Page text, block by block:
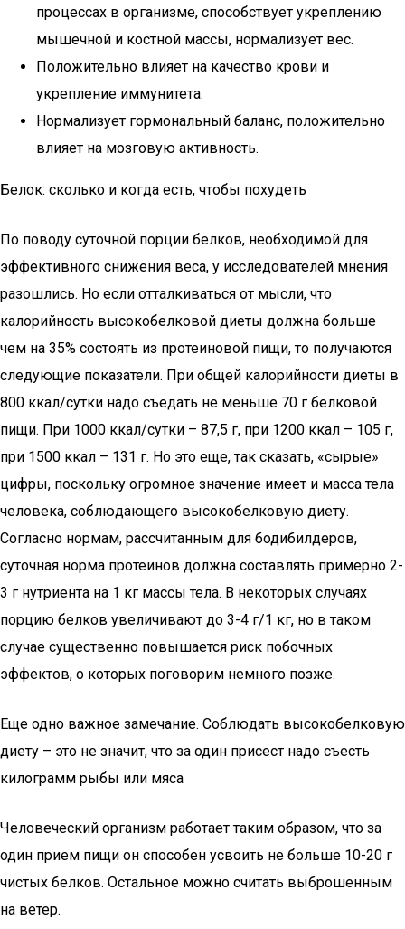
процессах в организме, способствует укреплению
мышечной и костной массы, нормализует вес.
Положительно влияет на качество крови и
укрепление иммунитета.
Нормализует гормональный баланс, положительно
влияет на мозговую активность.
Белок: сколько и когда есть, чтобы похудеть
По поводу суточной порции белков, необходимой для
эффективного снижения веса, у исследователей мнения
разошлись. Но если отталкиваться от мысли, что
калорийность высокобелковой диеты должна больше
чем на 35% состоять из протеиновой пищи, то получаются
следующие показатели. При общей калорийности диеты в
800 ккал/сутки надо съедать не меньше 70 г белковой
пищи. При 1000 ккал/сутки – 87,5 г, при 1200 ккал – 105 г,
при 1500 ккал – 131 г. Но это еще, так сказать, «сырые»
цифры, поскольку огромное значение имеет и масса тела
человека, соблюдающего высокобелковую диету.
Согласно нормам, рассчитанным для бодибилдеров,
суточная норма протеинов должна составлять примерно 2-
3 г нутриента на 1 кг массы тела. В некоторых случаях
порцию белков увеличивают до 3-4 г/1 кг, но в таком
случае существенно повышается риск побочных
эффектов, о которых поговорим немного позже.
Еще одно важное замечание. Соблюдать высокобелковую
диету – это не значит, что за один присест надо съесть
килограмм рыбы или мяса
Человеческий организм работает таким образом, что за
один прием пищи он способен усвоить не больше 10-20 г
чистых белков. Остальное можно считать выброшенным
на ветер.